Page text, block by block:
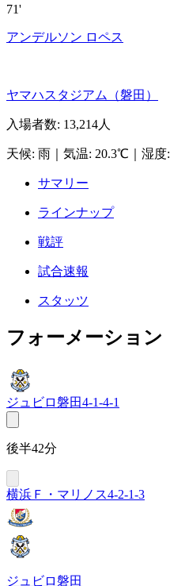
71'
アンデルソン ロペス
ヤマハスタジアム（磐田）
入場者数: 13,214人
天候: 雨 気温: 20.3℃ 湿度:
サマリー
ラインナップ
戦評
試合速報
スタッツ
フォーメーション
ジュビロ磐田4-1-4-1
後半42分
横浜Ｆ・マリノス4-2-1-3
ジュビロ磐田